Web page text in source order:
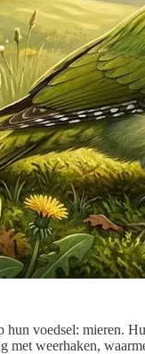
hun voedsel: mieren.
met weerhaken,